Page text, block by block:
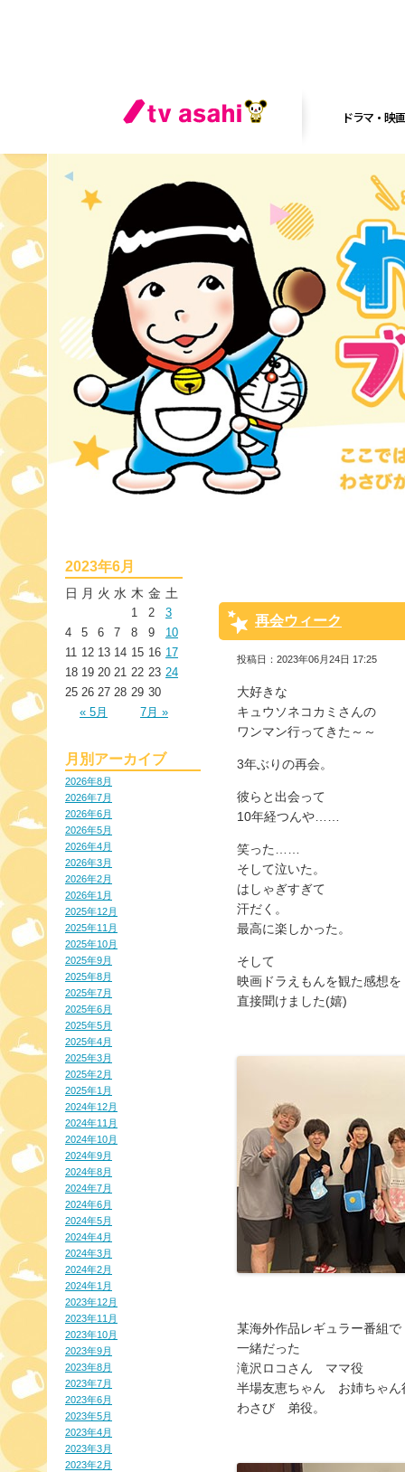
ドラマ・映画
2023年6月
日 月 火 水 木 金 土
1 2
3
4
5 6 7 8 9
10
11 12 13 14 15 16 17
18 19 20 21 22 23 24
25 26 27 28 29 30
« 5月
7月 »
月別アーカイブ
2026年8月
2026年7月
2026年6月
2026年5月
2026年4月
2026年3月
2026年2月
2026年1月
2025年12月
2025年11月
2025年10月
2025年9月
2025年8月
2025年7月
2025年6月
2025年5月
2025年4月
2025年3月
2025年2月
2025年1月
2024年12月
2024年11月
2024年10月
2024年9月
2024年8月
2024年7月
2024年6月
2024年5月
2024年4月
2024年3月
2024年2月
2024年1月
2023年12月
2023年11月
2023年10月
2023年9月
2023年8月
2023年7月
2023年6月
2023年5月
2023年4月
2023年3月
2023年2月
再会ウィーク
投稿日：2023年06月24日 17:25
大好きな
キュウソネコカミさんの
ワンマン行ってきた～～
3年ぶりの再会。
彼らと出会って
10年経つんや……
笑った……
そして泣いた。
はしゃぎすぎて
汗だく。
最高に楽しかった。
そして
映画ドラえもんを観た感想を
直接聞けました(嬉)
某海外作品レギュラー番組で
一緒だった
滝沢ロコさん ママ役
半場友恵ちゃん お姉ちゃん
わさび 弟役。